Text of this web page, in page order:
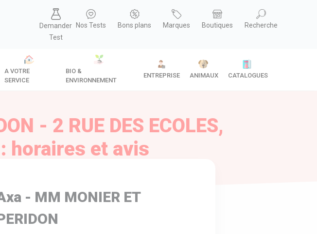
Demander
Test
Nos Tests Bons plans Marques Boutiques Recherche
A VOTRE
SERVICE
BIO &
ENVIRONNEMENT
ENTREPRISE ANIMAUX CATALOGUES
- 2 RUE DES ECOLES,
horaires et avis
- MM MONIER ET